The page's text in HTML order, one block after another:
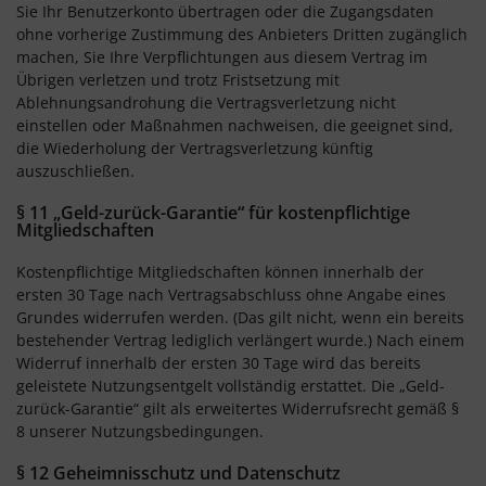
Sie Ihr Benutzerkonto übertragen oder die Zugangsdaten
ohne vorherige Zustimmung des Anbieters Dritten zugänglich
machen, Sie Ihre Verpflichtungen aus diesem Vertrag im
Übrigen verletzen und trotz Fristsetzung mit
Ablehnungsandrohung die Vertragsverletzung nicht
einstellen oder Maßnahmen nachweisen, die geeignet sind,
die Wiederholung der Vertragsverletzung künftig
auszuschließen.
§ 11 „Geld-zurück-Garantie“ für kostenpflichtige
Mitgliedschaften
Kostenpflichtige Mitgliedschaften können innerhalb der
ersten 30 Tage nach Vertragsabschluss ohne Angabe eines
Grundes widerrufen werden. (Das gilt nicht, wenn ein bereits
bestehender Vertrag lediglich verlängert wurde.) Nach einem
Widerruf innerhalb der ersten 30 Tage wird das bereits
geleistete Nutzungsentgelt vollständig erstattet. Die „Geld-
zurück-Garantie“ gilt als erweitertes Widerrufsrecht gemäß §
8 unserer Nutzungsbedingungen.
§ 12 Geheimnisschutz und Datenschutz